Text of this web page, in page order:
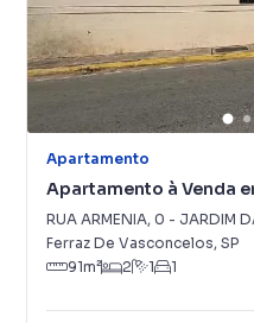
Apartamento
Apartamento à Venda
RUA ARMENIA, 0 - JARDIM
Ferraz De Vasconcelos, SP
91m² 2 1 1